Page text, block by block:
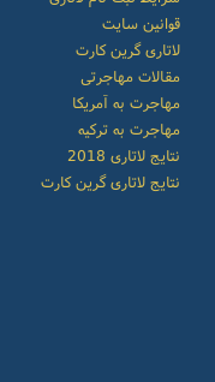
قوانین سایت
لاتاری گرین کارت
مقالات مهاجرتی
مهاجرت به آمریکا
مهاجرت به ترکیه
نتایج لاتاری 2018
نتایج لاتاری گرین کارت